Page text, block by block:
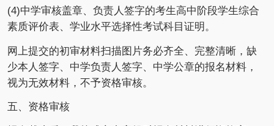
(4)中学审核盖章、负责人签字的考生高中阶段学生综合
素质评价表、学业水平选择性考试科目证明。
网上提交的初审材料扫描图片务必齐全、完整清晰，缺
少本人签字、中学负责人签字、中学公章的报名材料，
视为无效材料，不予资格审核。
五、资格审核